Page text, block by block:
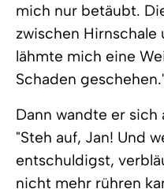
mich nur betäubt.
zwischen Hirnschale
lähmte mich eine
Schaden
Dann wandte er sich
"Steh auf, Jan! Und
entschuldigst,
nicht mehr rühren